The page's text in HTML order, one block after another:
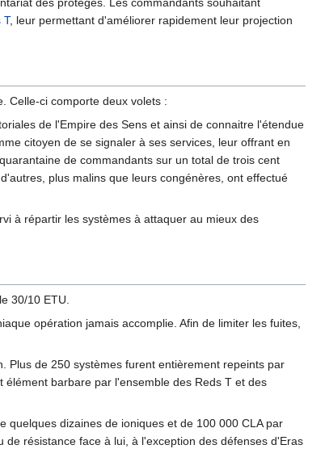
des protégés. Les commandants souhaitant
T, leur permettant d'améliorer rapidement leur projection
Celle-ci comporte deux volets :
de l'Empire des Sens et ainsi de connaitre l'étendue
citoyen de se signaler à ses services, leur offrant en
de commandants sur un total de trois cent
plus malins que leurs congénères, ont effectué
à répartir les systèmes à attaquer au mieux des
30/10 ETU.
opération jamais accomplie. Afin de limiter les fuites,
Plus de 250 systèmes furent entièrement repeints par
barbare par l'ensemble des Reds T et des
quelques dizaines de ioniques et de 100 000 CLA par
résistance face à lui, à l'exception des défenses d'Eras